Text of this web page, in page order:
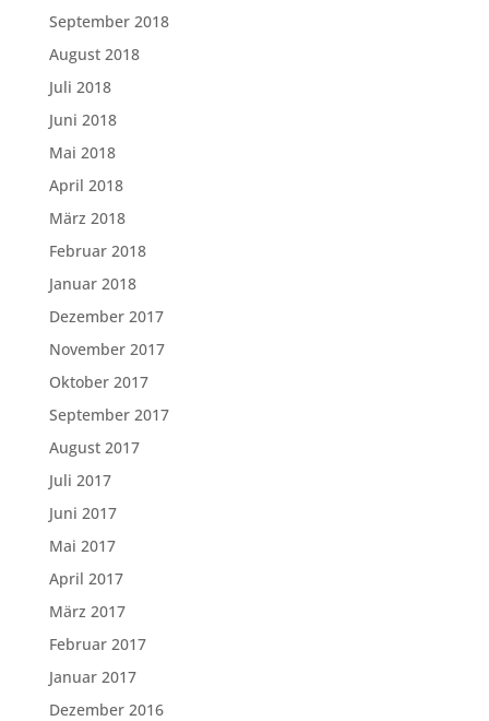
September 2018
August 2018
Juli 2018
Juni 2018
Mai 2018
April 2018
März 2018
Februar 2018
Januar 2018
Dezember 2017
November 2017
Oktober 2017
September 2017
August 2017
Juli 2017
Juni 2017
Mai 2017
April 2017
März 2017
Februar 2017
Januar 2017
Dezember 2016